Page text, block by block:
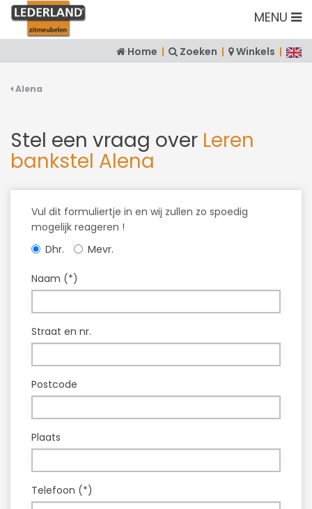
MENU
Home | Zoeken | Winkels |
Alena
Stel een vraag over Leren
bankstel Alena
Vul dit formuliertje in en wij zullen zo spoedig
mogelijk reageren !
Dhr.
Mevr.
Naam (*)
Straat en nr.
Postcode
Plaats
Telefoon (*)